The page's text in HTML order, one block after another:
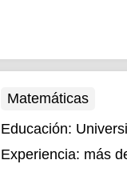
Matemáticas
Educación:
Experiencia: más